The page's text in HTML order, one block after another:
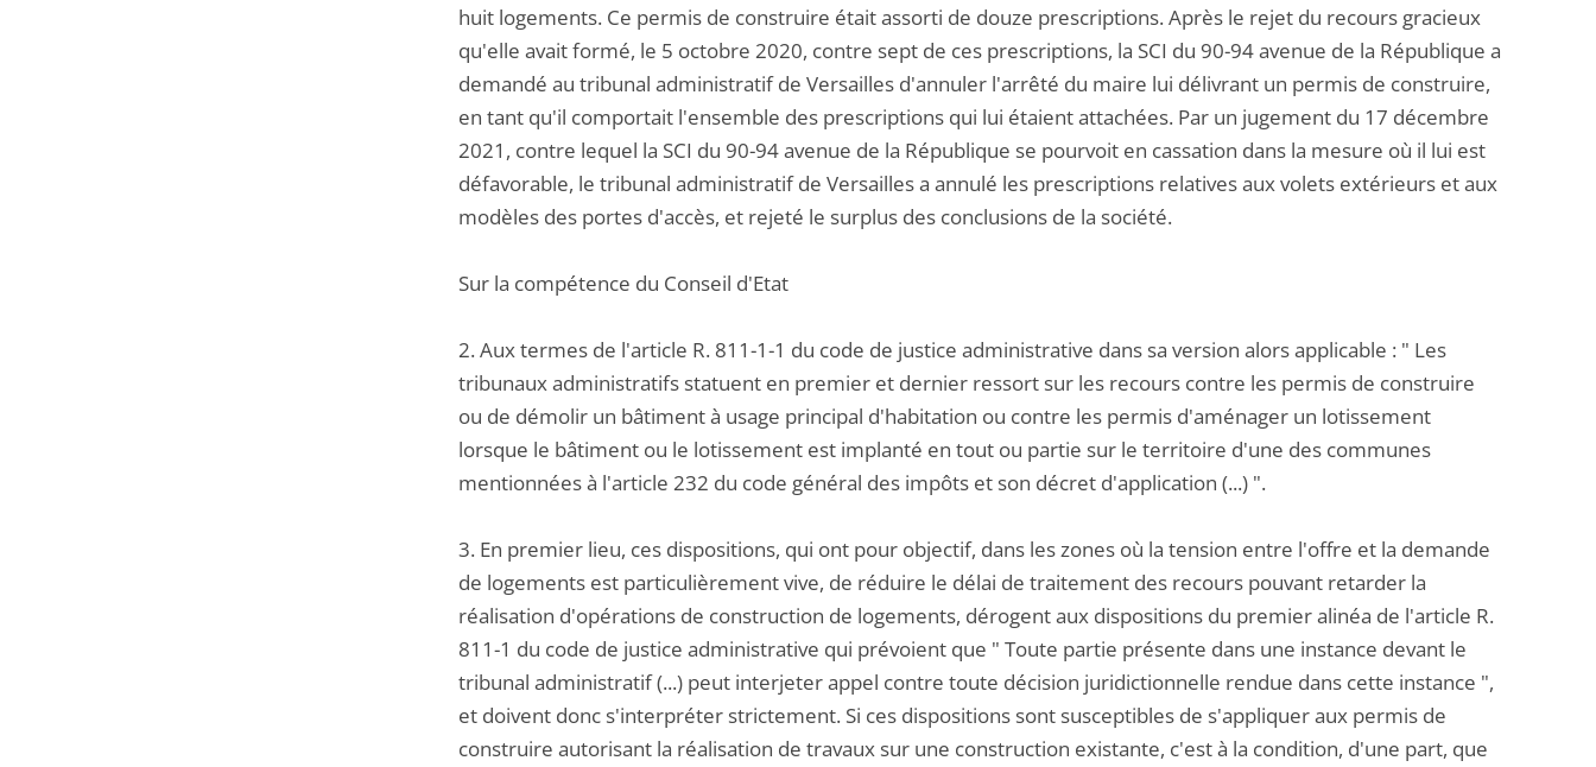
huit logements. Ce permis de construire était assorti de douze prescriptions. Après le rejet du recours gracieux
qu'elle avait formé, le 5 octobre 2020, contre sept de ces prescriptions, la SCI du 90-94 avenue de la République a
demandé au tribunal administratif de Versailles d'annuler l'arrêté du maire lui délivrant un permis de construire,
en tant qu'il comportait l'ensemble des prescriptions qui lui étaient attachées. Par un jugement du 17 décembre
2021, contre lequel la SCI du 90-94 avenue de la République se pourvoit en cassation dans la mesure où il lui est
défavorable, le tribunal administratif de Versailles a annulé les prescriptions relatives aux volets extérieurs et aux
modèles des portes d'accès, et rejeté le surplus des conclusions de la société.
Sur la compétence du Conseil d'Etat
2. Aux termes de l'article R. 811-1-1 du code de justice administrative dans sa version alors applicable : " Les
tribunaux administratifs statuent en premier et dernier ressort sur les recours contre les permis de construire
ou de démolir un bâtiment à usage principal d'habitation ou contre les permis d'aménager un lotissement
lorsque le bâtiment ou le lotissement est implanté en tout ou partie sur le territoire d'une des communes
mentionnées à l'article 232 du code général des impôts et son décret d'application (...) ".
3. En premier lieu, ces dispositions, qui ont pour objectif, dans les zones où la tension entre l'offre et la demande
de logements est particulièrement vive, de réduire le délai de traitement des recours pouvant retarder la
réalisation d'opérations de construction de logements, dérogent aux dispositions du premier alinéa de l'article R.
811-1 du code de justice administrative qui prévoient que " Toute partie présente dans une instance devant le
tribunal administratif (...) peut interjeter appel contre toute décision juridictionnelle rendue dans cette instance ",
et doivent donc s'interpréter strictement. Si ces dispositions sont susceptibles de s'appliquer aux permis de
construire autorisant la réalisation de travaux sur une construction existante, c'est à la condition, d'une part, que